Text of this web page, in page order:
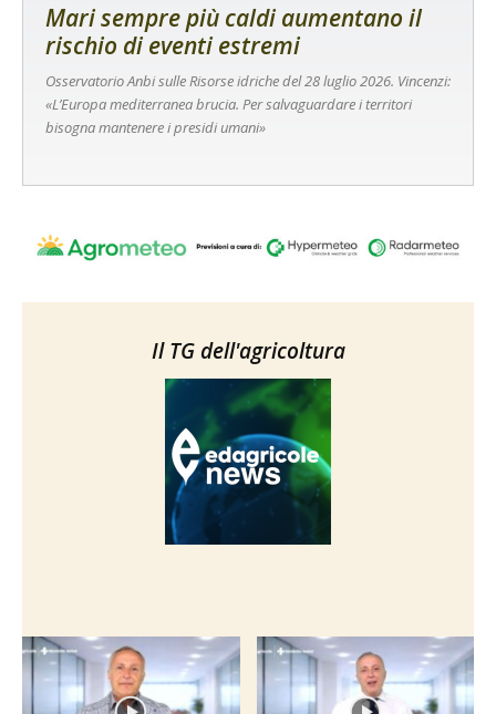
Mari sempre più caldi aumentano il
rischio di eventi estremi
Osservatorio Anbi sulle Risorse idriche del 28 luglio 2026. Vincenzi:
«L’Europa mediterranea brucia. Per salvaguardare i territori
bisogna mantenere i presidi umani»
Il TG dell'agricoltura